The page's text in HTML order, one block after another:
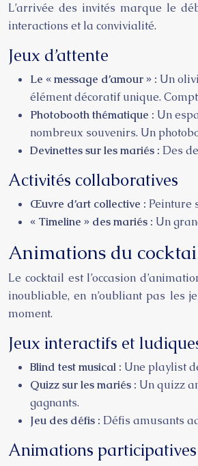
L’arrivée des invités marque le
interactions et la convivialité.
Jeux d’attente
Le « message d’amour » : Un
élément décoratif unique.
Photobooth thématique : Un
nombreux souvenirs. Un
Devinettes sur les mariés : Des
Activités collaboratives
Œuvre d’art collective : Peinture
« Timeline » des mariés : Un
Animations du
Le cocktail est l’occasion
inoubliable, en n’oubliant pas les
moment.
Jeux interactifs et
Blind test musical : Une playlist
Quizz sur les mariés : Un quizz
gagnants.
Jeu des défis : Défis amusants
Animations participatives